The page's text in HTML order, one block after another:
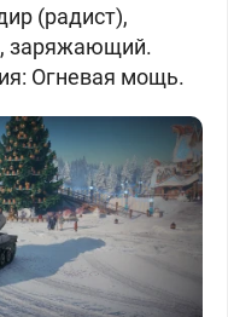
(радист),
заряжающий.
Огневая мощь.